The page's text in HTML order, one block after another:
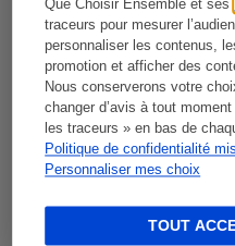
Que Choisir Ensemble et ses
traceurs pour mesurer
personnaliser les contenus,
promotion et afficher des
Nous conserverons votre
changer d’avis à tout
les traceurs » en bas de
Politique de confidentialité
Personnaliser mes choix
TOUT